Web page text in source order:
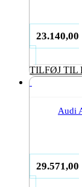
23.140,00
TILFØJ TIL
Audi
29.571,00